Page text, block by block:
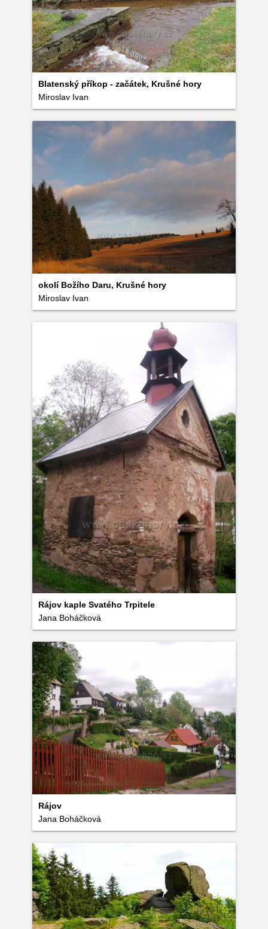
Blatenský příkop - začátek, Krušné hory
Miroslav Ivan
okolí Božího Daru, Krušné hory
Miroslav Ivan
Rájov kaple Svatého Trpitele
Jana Boháčková
Rájov
Jana Boháčková